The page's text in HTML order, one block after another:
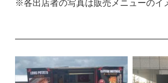
※各出店者の写真は販売メニューのイ